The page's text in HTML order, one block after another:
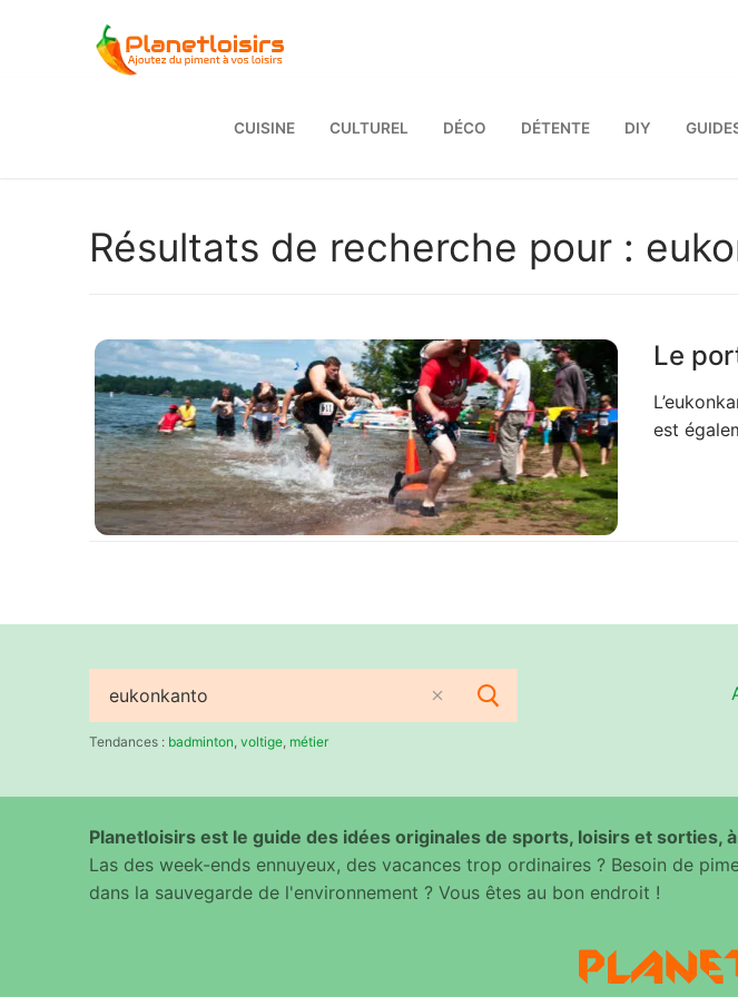
CUISINE CULTUREL DÉCO DÉTENTE DIY
Résultats de recherche pour :
Le
est
Rechercher
:Tendances : badminton voltige métier
Planetloisirs est le guide des idées originales de sports, loisirs et sorties,
Las des week-ends ennuyeux, des vacances trop ordinaires ? Besoin de
dans la sauvegarde de l'environnement ? Vous êtes au bon endroit !